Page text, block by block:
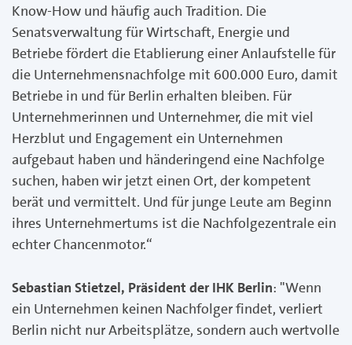
Know-How und häufig auch Tradition. Die
Senatsverwaltung für Wirtschaft, Energie und
Betriebe fördert die Etablierung einer Anlaufstelle für
die Unternehmensnachfolge mit 600.000 Euro, damit
Betriebe in und für Berlin erhalten bleiben. Für
Unternehmerinnen und Unternehmer, die mit viel
Herzblut und Engagement ein Unternehmen
aufgebaut haben und händeringend eine Nachfolge
suchen, haben wir jetzt einen Ort, der kompetent
berät und vermittelt. Und für junge Leute am Beginn
ihres Unternehmertums ist die Nachfolgezentrale ein
echter Chancenmotor.“
Sebastian Stietzel, Präsident der IHK Berlin: "Wenn
ein Unternehmen keinen Nachfolger findet, verliert
Berlin nicht nur Arbeitsplätze, sondern auch wertvolle